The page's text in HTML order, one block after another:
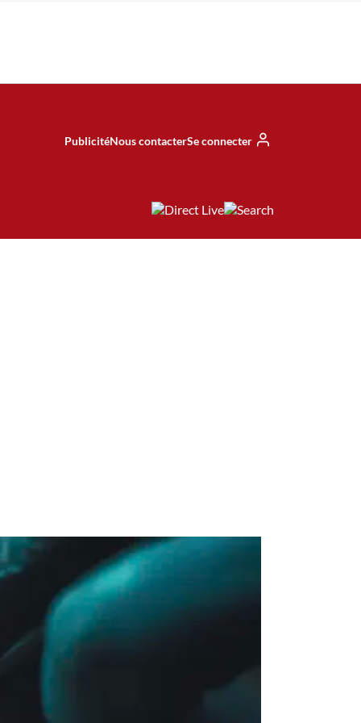
PublicitéNous contacterSe connecter